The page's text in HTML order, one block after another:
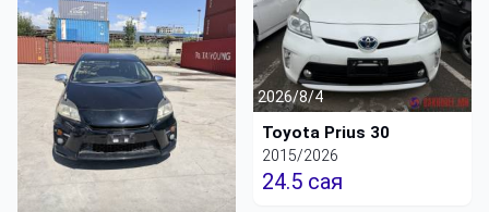
2026/8/4
Toyota Prius 30
2015/2026
24.5 сая